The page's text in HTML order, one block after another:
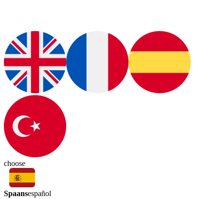
choose
Spaansespañol